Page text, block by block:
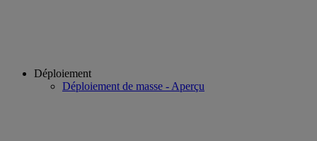
Déploiement
Déploiement de masse - Aperçu